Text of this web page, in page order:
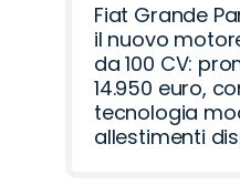
Fiat Grande
il nuovo
da 100 CV:
14.950 euro,
tecnologia
allestimenti